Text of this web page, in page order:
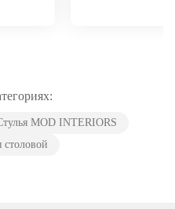
MOD INTERIORS
столовой